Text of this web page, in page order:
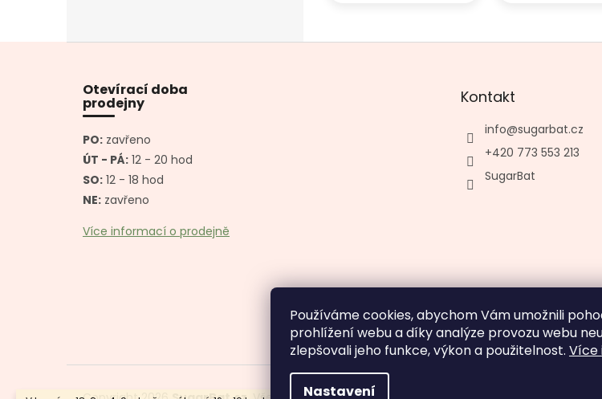
Používáme cookies, abychom Vám umožnili
prohlížení webu a díky analýze provozu webu
zlepšovali jeho funkce, výkon a použitelnost. Více
Nastavení
Otevírací doba
prodejny
PO: zavřeno
ÚT - PÁ: 12 - 20 hod
SO: 12 - 18 hod
NE: zavřeno
Více informací o prodejně
Kontakt
info@sugarbat.cz
+420 773 553 213
SugarBat
Vytvořil kashop.cz